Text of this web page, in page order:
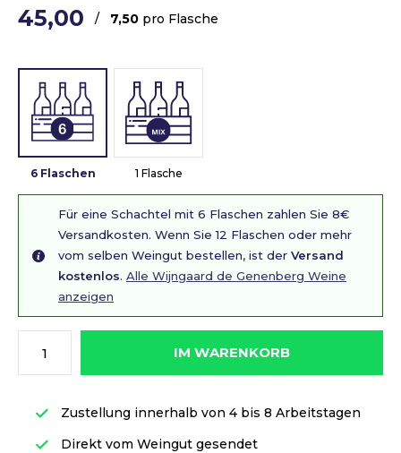
45,00 / 7,50 pro Flasche
6 Flaschen 1 Flasche
Für eine Schachtel mit 6 Flaschen zahlen Sie 8€
Versandkosten. Wenn Sie 12 Flaschen oder mehr
vom selben Weingut bestellen, ist der Versand
kostenlos. Alle Wijngaard de Genenberg Weine
anzeigen
IM WARENKORB
Zustellung innerhalb von 4 bis 8 Arbeitstagen
Direkt vom Weingut gesendet